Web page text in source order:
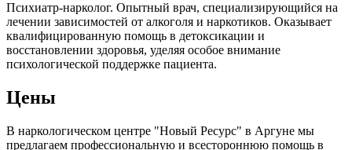
Психиатр-нарколог. Опытный врач, специализирующийся на
лечении зависимостей от алкоголя и наркотиков. Оказывает
квалифицированную помощь в детоксикации и
восстановлении здоровья, уделяя особое внимание
психологической поддержке пациента.
Цены
В наркологическом центре "Новый Ресурс" в Аргуне мы
предлагаем профессиональную и всестороннюю помощь в